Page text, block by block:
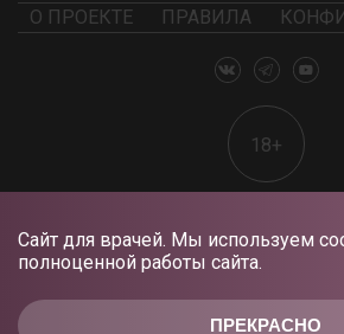
ПРЕКРАСНО
Сайт для врачей. Мы используем
полноценной работы сайта.
О ПРОЕКТЕ ПРАВИЛА
18+